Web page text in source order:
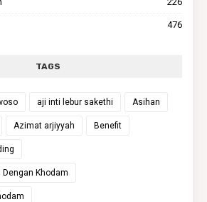
476
TAGS
aji inti lebur sakethi Asihan
Azimat arjiyyah Benefit
Khodam